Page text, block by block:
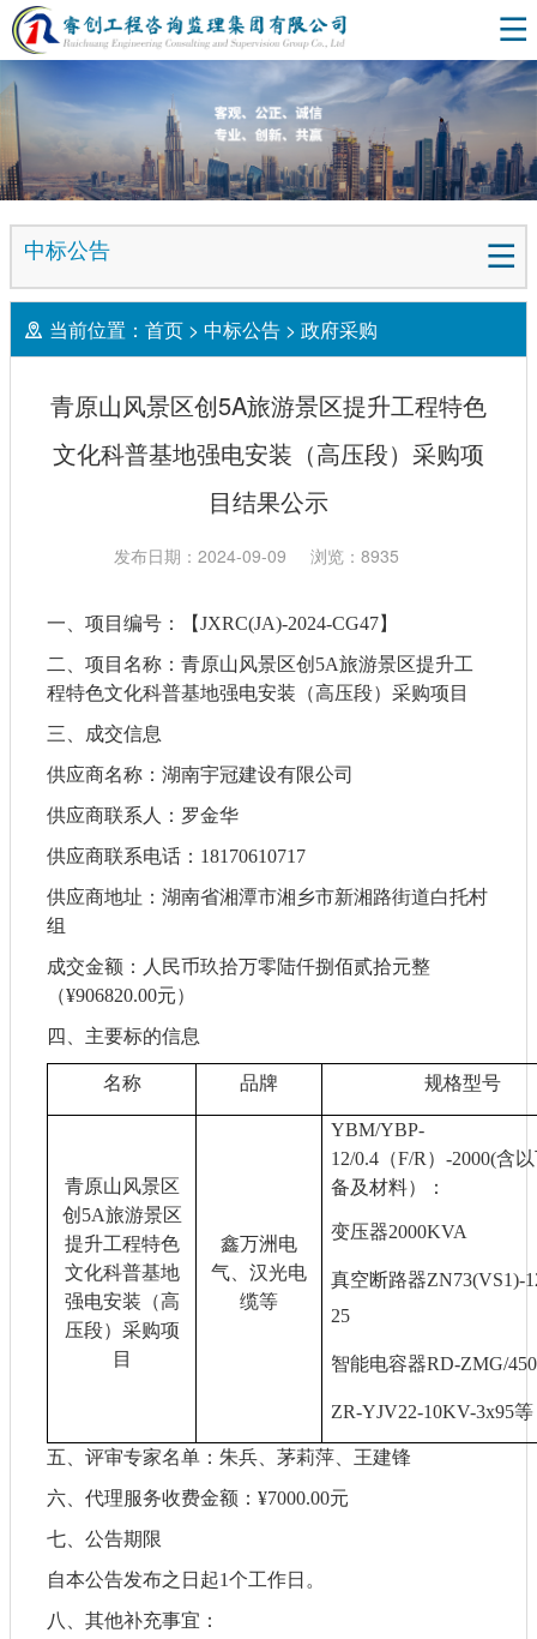
中标公告
当前位置： 首页 > 中标公告 > 政府采购
青原山风景区创5A旅游景区提升工程特色
文化科普基地强电安装（高压段）采购项
目结果公示
发布日期：2024-09-09 浏览：8935
一、项目编号： 【JXRC(JA)-2024-CG47】
二、项目名称： 青原山风景区创 5A旅游景区提升工
程特色文化科普基地强电安装（高压段）采购项目
三、
成交信息
供应商名称： 湖南宇冠建设有限公司
供应商联系人： 罗金华
供应商联系电话： 18170610717
供应商地址：湖南省湘潭市湘乡市新湘路街道白托村
组
成交金额：人民币玖拾万零陆仟捌佰贰拾元整
（¥906820.00元）
四、主要标的信息
名称 品牌 规格型号
青原山风景区
创 5A旅游景区
提升工程特色
文化科普基地
强电安装（高
压段）采购项
目
鑫万洲电
气、汉光电
缆等
YBM/YBP-
12/0.4（F/R）-2000(含
备及材料）：
变压器2000KVA
真空断路器ZN73(VS1)-
25
智能电容器RD-ZMG/
ZR-YJV22-10KV-3x95等
五、评审专家名单： 朱兵、茅莉萍、王建锋
六、代理服务收费金额： ¥7000.00元
七、公告期限
自本公告发布之日起1个工作日。
八、 其他补充事宜 ：